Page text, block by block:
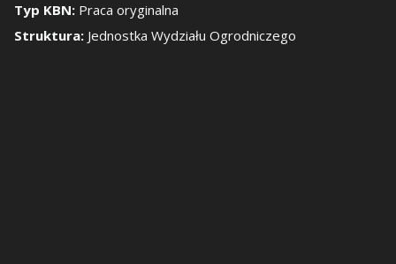
Typ KBN: Praca oryginalna
Struktura: Jednostka Wydziału Ogrodniczego